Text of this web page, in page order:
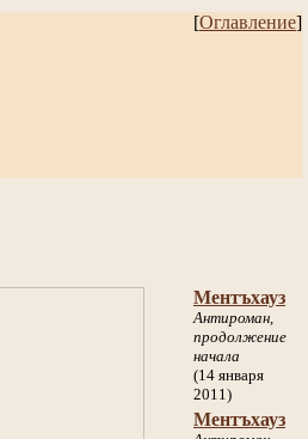
[Оглавление]
Ментъхауз
Антироман,
продолжение
начала
(14 января
2011)
Ментъхауз